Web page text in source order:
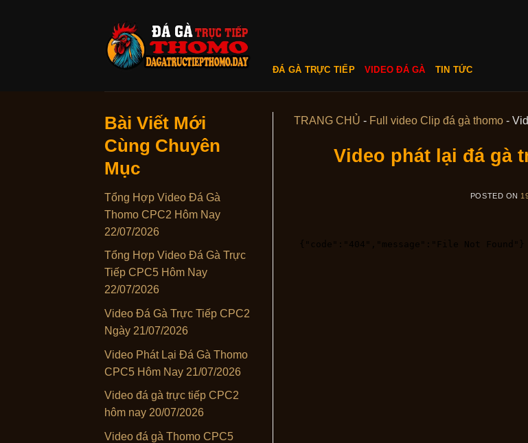
ĐÁ GÀ TRỰC TIẾP VIDEO ĐÁ GÀ TIN TỨC
Bài Viết Mới
Cùng Chuyên
Mục
Tổng Hợp Video Đá Gà
Thomo CPC2 Hôm Nay
22/07/2026
Tổng Hợp Video Đá Gà Trực
Tiếp CPC5 Hôm Nay
22/07/2026
Video Đá Gà Trực Tiếp CPC2
Ngày 21/07/2026
Video Phát Lại Đá Gà Thomo
CPC5 Hôm Nay 21/07/2026
Video đá gà trực tiếp CPC2
hôm nay 20/07/2026
Video đá gà Thomo CPC5
TRANG CHỦ - Full video Clip đá gà thomo -
Video phát lại đá gà
POSTED ON